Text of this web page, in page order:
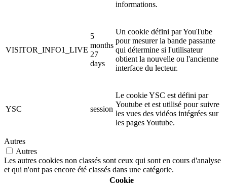
informations.
VISITOR_INFO1_LIVE
5
months
27
days
Un cookie défini par YouTube
pour mesurer la bande passante
qui détermine si l'utilisateur
obtient la nouvelle ou l'ancienne
interface du lecteur.
YSC session
Le cookie YSC est défini par
Youtube et est utilisé pour suivre
les vues des vidéos intégrées sur
les pages Youtube.
Autres
Autres
Les autres cookies non classés sont ceux qui sont en cours d'analyse
et qui n'ont pas encore été classés dans une catégorie.
Cookie